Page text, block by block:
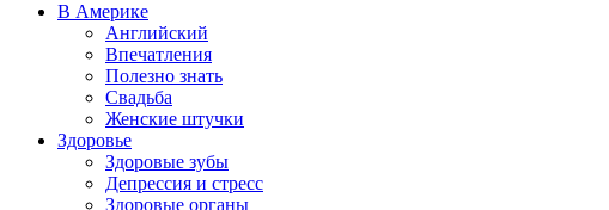
В Америке
Английский
Впечатления
Полезно знать
Свадьба
Женские штучки
Здоровье
Здоровые зубы
Депрессия и стресс
Здоровые органы